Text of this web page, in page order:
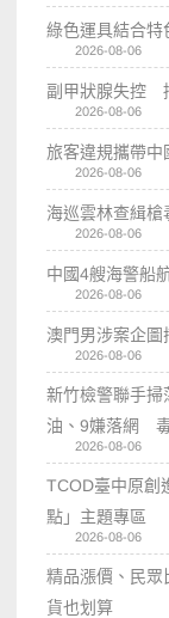
綠色運具結合
2026-08-06
副甲狀腺失控
2026-08-06
旅客違規攜帶
2026-08-06
海巡雲林查緝
2026-08-06
中國4艘海警船
2026-08-06
澳門男涉案企
2026-08-06
新竹檢警聯手
油、9嫌落網
2026-08-06
TCOD臺中原創
點」主題專區
2026-08-06
精品漲價、民
貨也划算